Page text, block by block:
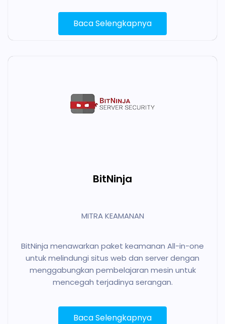
Baca Selengkapnya
BitNinja
MITRA KEAMANAN
BitNinja menawarkan paket keamanan All-in-one
untuk melindungi situs web dan server dengan
menggabungkan pembelajaran mesin untuk
mencegah terjadinya serangan.
Baca Selengkapnya